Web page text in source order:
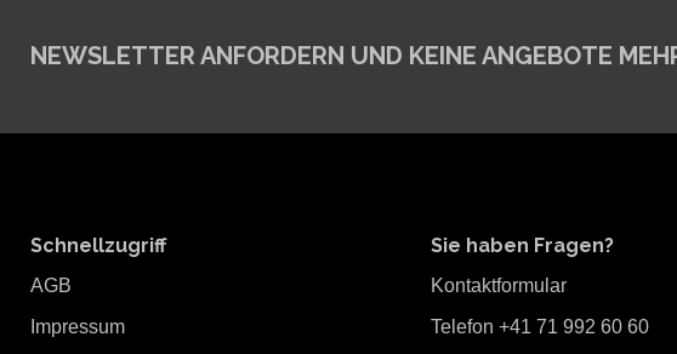
NEWSLETTER ANFORDERN UND KEINE ANGEBOTE
Schnellzugriff
AGB
Impressum
Sie haben Fragen?
Kontaktformular
Telefon +41 71 992 60 60